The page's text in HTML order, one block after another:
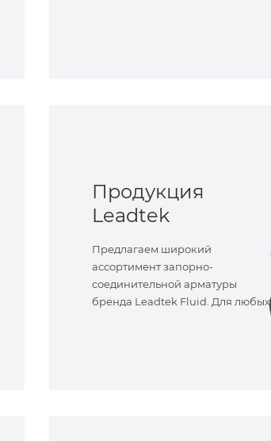
Продукция
Leadtek
Предлагаем широкий
ассортимент запорно-
соединительной арматуры
бренда Leadtek Fluid. Для любых